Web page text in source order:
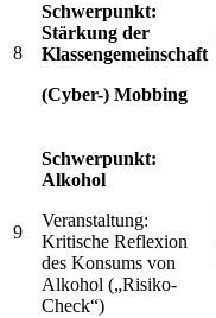
8
Schwerpunkt:
Stärkung der
Klassengemeinschaft
(Cyber-) Mobbing
9
Schwerpunkt:
Alkohol
Veranstaltung:
Kritische Reflexion
des Konsums von
Alkohol („Risiko-
Check“)